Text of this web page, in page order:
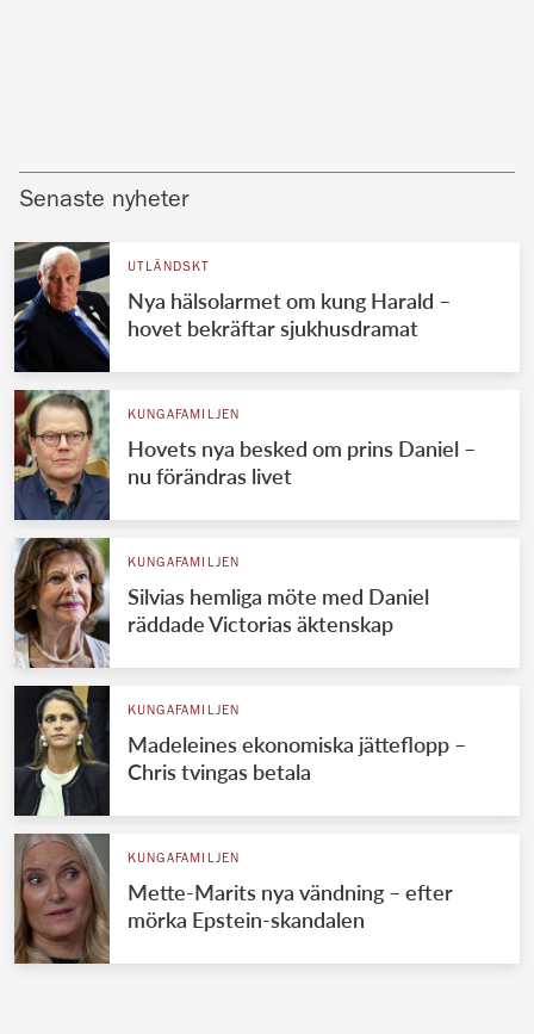
Senaste nyheter
UTLÄNDSKT
Nya hälsolarmet om kung Harald –
hovet bekräftar sjukhusdramat
KUNGAFAMILJEN
Hovets nya besked om prins Daniel –
nu förändras livet
KUNGAFAMILJEN
Silvias hemliga möte med Daniel
räddade Victorias äktenskap
KUNGAFAMILJEN
Madeleines ekonomiska jätteflopp –
Chris tvingas betala
KUNGAFAMILJEN
Mette-Marits nya vändning – efter
mörka Epstein-skandalen